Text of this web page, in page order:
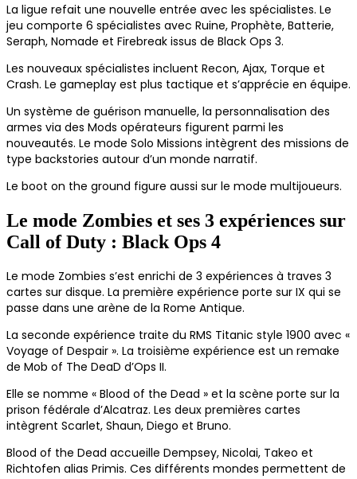
La ligue refait une nouvelle entrée avec les spécialistes. Le
jeu comporte 6 spécialistes avec Ruine, Prophète, Batterie,
Seraph, Nomade et Firebreak issus de Black Ops 3.
Les nouveaux spécialistes incluent Recon, Ajax, Torque et
Crash. Le gameplay est plus tactique et s’apprécie en équipe.
Un système de guérison manuelle, la personnalisation des
armes via des Mods opérateurs figurent parmi les
nouveautés. Le mode Solo Missions intègrent des missions de
type backstories autour d’un monde narratif.
Le boot on the ground figure aussi sur le mode multijoueurs.
Le mode Zombies et ses 3 expériences sur
Call of Duty : Black Ops 4
Le mode Zombies s’est enrichi de 3 expériences à traves 3
cartes sur disque. La première expérience porte sur IX qui se
passe dans une arène de la Rome Antique.
La seconde expérience traite du RMS Titanic style 1900 avec «
Voyage of Despair ». La troisième expérience est un remake
de Mob of The DeaD d’Ops II.
Elle se nomme « Blood of the Dead » et la scène porte sur la
prison fédérale d’Alcatraz. Les deux premières cartes
intègrent Scarlet, Shaun, Diego et Bruno.
Blood of the Dead accueille Dempsey, Nicolai, Takeo et
Richtofen alias Primis. Ces différents mondes permettent de